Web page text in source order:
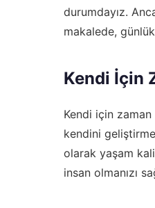
durumdayız.
makalede,
Kendi İçin
Kendi için
kendini
olarak yaşam
insan olmanızı